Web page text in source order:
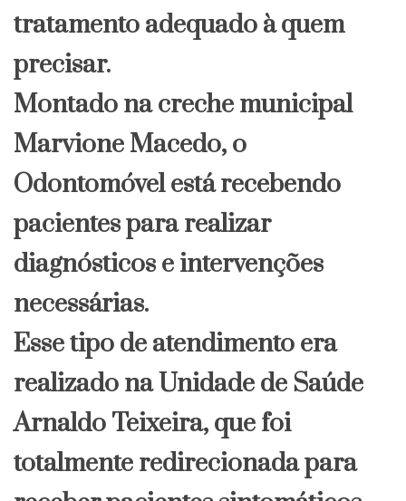
tratamento adequado à quem
precisar.
Montado na creche municipal
Marvione Macedo, o
Odontomóvel está recebendo
pacientes para realizar
diagnósticos e intervenções
necessárias.
Esse tipo de atendimento era
realizado na Unidade de Saúde
Arnaldo Teixeira, que foi
totalmente redirecionada para